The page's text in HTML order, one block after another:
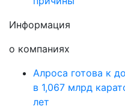
Информация
о компаниях
Алроса готова к
в 1,067 млрд
лет